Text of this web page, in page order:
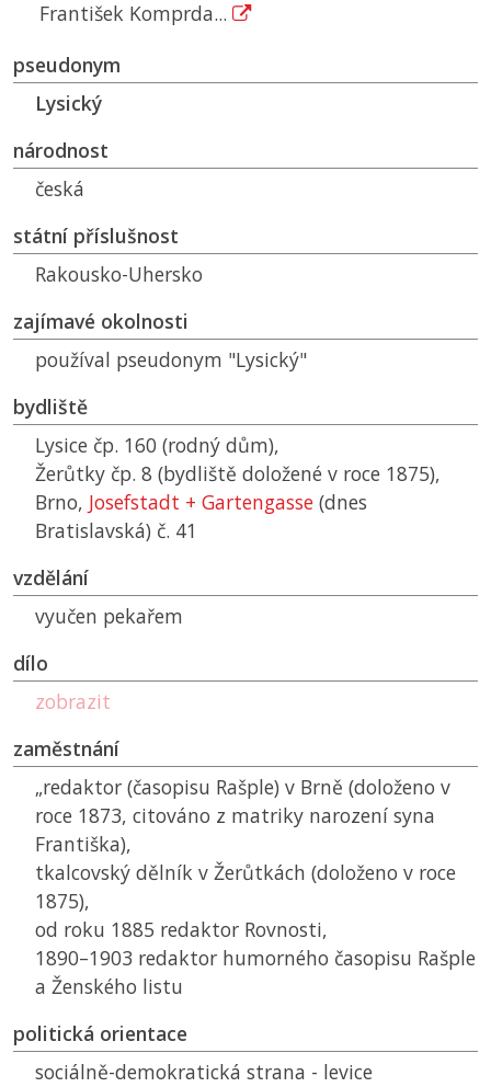
František Komprda...
pseudonym
Lysický
národnost
česká
státní příslušnost
Rakousko-Uhersko
zajímavé okolnosti
používal pseudonym "Lysický"
bydliště
Lysice čp. 160 (rodný dům),
Žerůtky čp. 8 (bydliště doložené v roce 1875),
Brno, Josefstadt + Gartengasse (dnes
Bratislavská) č. 41
vzdělání
vyučen pekařem
dílo
zobrazit
zaměstnání
„redaktor (časopisu Rašple) v Brně (doloženo v
roce 1873, citováno z matriky narození syna
Františka),
tkalcovský dělník v Žerůtkách (doloženo v roce
1875),
od roku 1885 redaktor Rovnosti,
1890–1903 redaktor humorného časopisu Rašple
a Ženského listu
politická orientace
sociálně-demokratická strana - levice